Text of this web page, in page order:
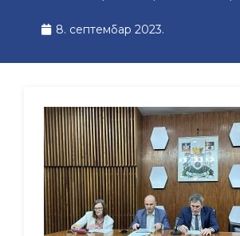
8. септембар 2023.